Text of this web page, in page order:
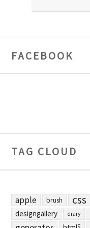
FACEBOOK
TAG CLOUD
apple brush css
designgallery diary